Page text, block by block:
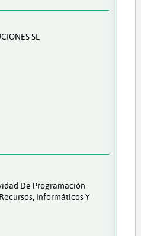
SL
De Programación
Informáticos Y